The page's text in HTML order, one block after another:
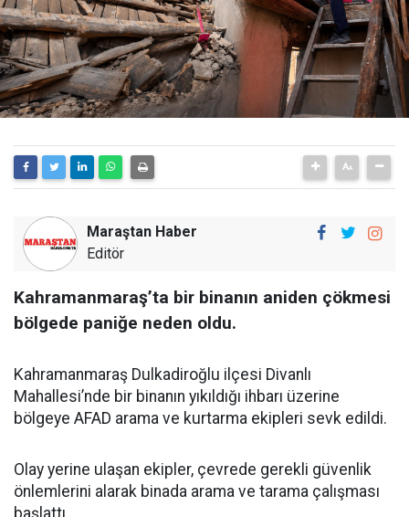
Maraştan Haber
Editör
Kahramanmaraş’ta bir binanın aniden çökmesi
bölgede paniğe neden oldu.
Kahramanmaraş Dulkadiroğlu ilçesi Divanlı
Mahallesi’nde bir binanın yıkıldığı ihbarı üzerine
bölgeye AFAD arama ve kurtarma ekipleri sevk edildi.
Olay yerine ulaşan ekipler, çevrede gerekli güvenlik
önlemlerini alarak binada arama ve tarama çalışması
başlattı.